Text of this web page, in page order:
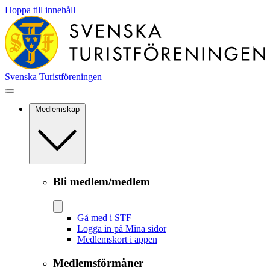
Hoppa till innehåll
Svenska Turistföreningen
Medlemskap
Bli medlem/medlem
Gå med i STF
Logga in på Mina sidor
Medlemskort i appen
Medlemsförmåner